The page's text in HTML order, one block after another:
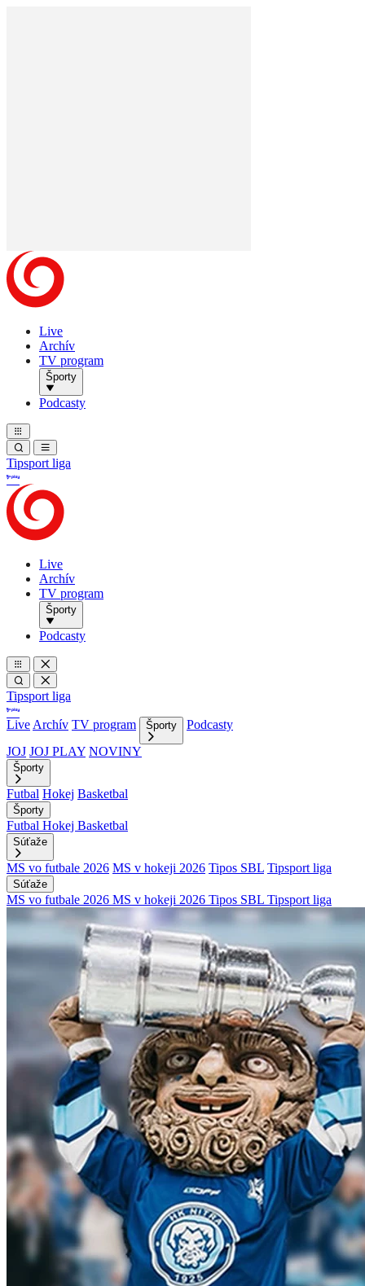
Live
Archív
TV program
Športy
Podcasty
Tipsport liga
Live
Archív
TV program
Športy
Podcasty
Tipsport liga
Live Archív TV program Športy
Podcasty
JOJ JOJ PLAY NOVINY
Športy
Futbal Hokej Basketbal
Športy
Futbal Hokej Basketbal
Súťaže
MS vo futbale 2026 MS v hokeji 2026 Tipos SBL Tipsport liga
Súťaže
MS vo futbale 2026 MS v hokeji 2026 Tipos SBL Tipsport liga